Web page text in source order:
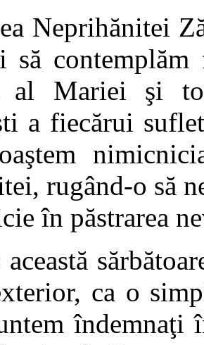
Neprihănitei
să
al Mariei şi
a fiecărui
rugând-o să
în păstrarea
această
ca o
îndemnaţi